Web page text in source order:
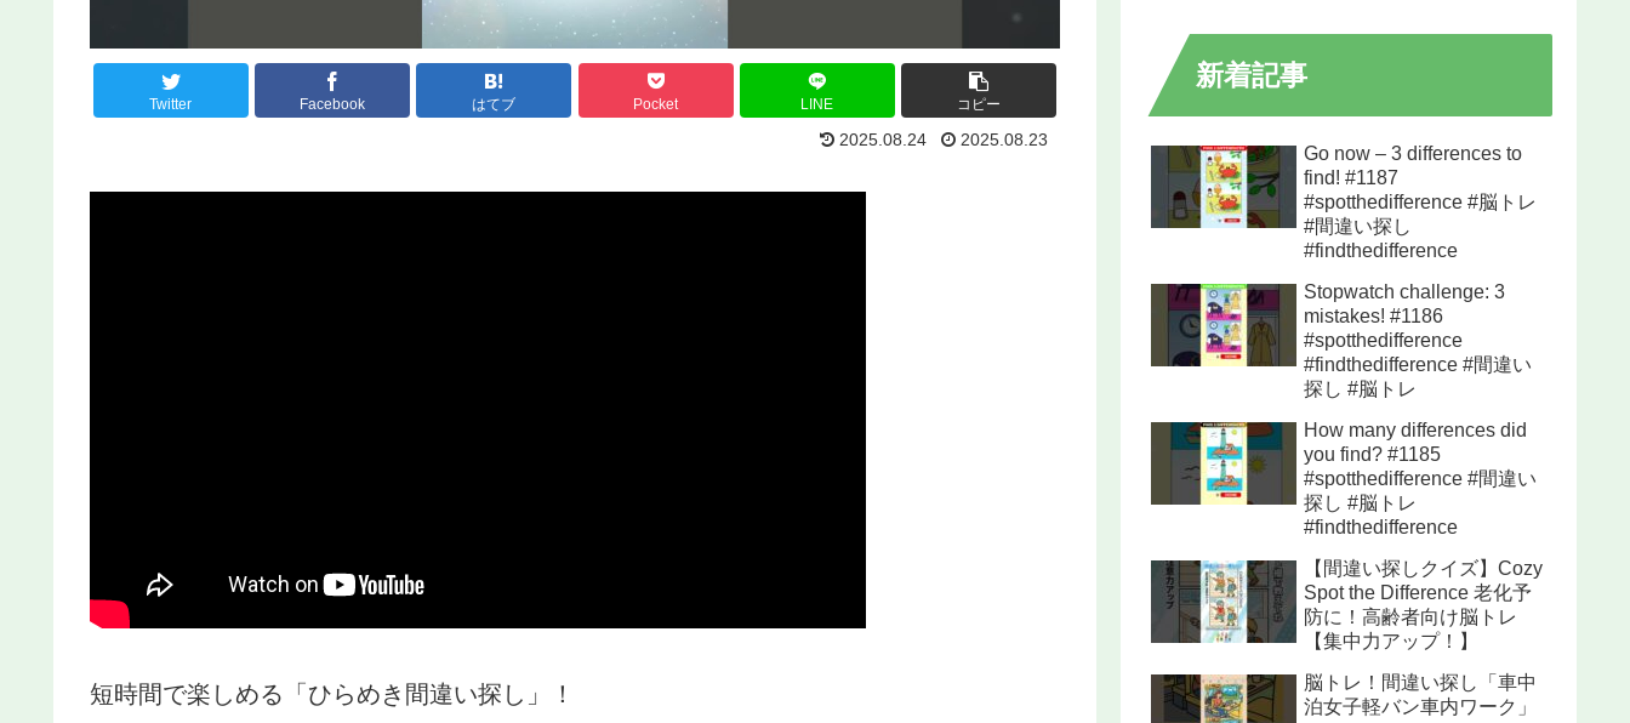
Twitter Facebook はてブ Pocket LINE コピー
2025.08.24 2025.08.23
短時間で楽しめる「ひらめき間違い探し」！
新着記事
Go now – 3 differences to
find! #1187
#spotthedifference #脳トレ
#間違い探し
#findthedifference
Stopwatch challenge: 3
mistakes! #1186
#spotthedifference
#findthedifference #間違い
探し #脳トレ
How many differences did
you find? #1185
#spotthedifference #間違い
探し #脳トレ
#findthedifference
【間違い探しクイズ】Cozy
Spot the Difference 老化予
防に！高齢者向け脳トレ
【集中力アップ！】
脳トレ！間違い探し「車中
泊女子軽バン車内ワーク」